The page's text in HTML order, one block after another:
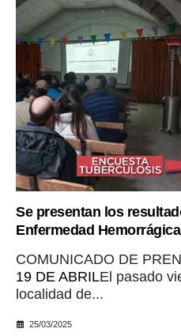
Se presentan los
Enfermedad
COMUNICADO DE
19 DE ABRILEl pasado
localidad de...
25/03/2025